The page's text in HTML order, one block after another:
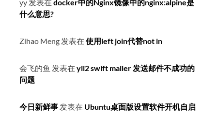
yy 发表在 docker中的Nginx镜像中的nginx:alpine是
什么意思?
Zihao Meng 发表在 使用left join代替not in
会飞的鱼 发表在 yii2 swift mailer 发送邮件不成功的
问题
今日新鲜事 发表在 Ubuntu桌面版设置软件开机自启